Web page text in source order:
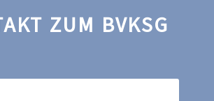
ZUM BVKSG